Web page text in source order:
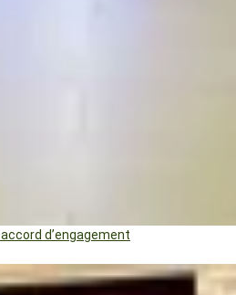
d’engagement